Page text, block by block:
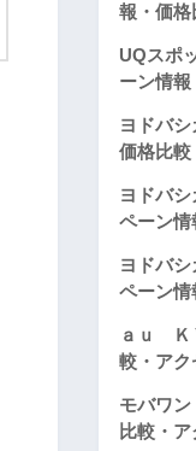
報・価格
UQスポ
ーン情
ヨドバ
価格比較
ヨドバ
ペーン情
ヨドバ
ペーン情
ａｕ Ｋ
較・アク
モバワ
比較・